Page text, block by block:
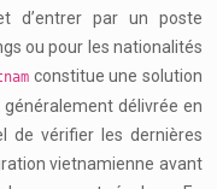
d’entrer par un poste
ou pour les nationalités
constitue une solution
délivrée en
de vérifier les dernières
vietnamienne avant